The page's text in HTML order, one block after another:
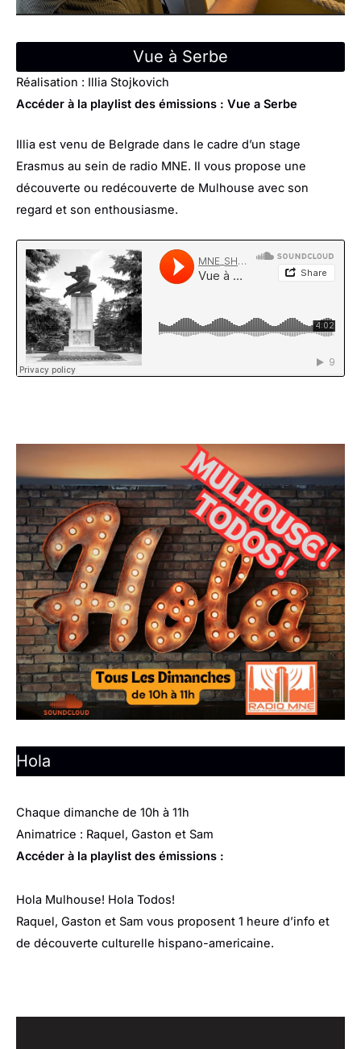
Vue à Serbe
Réalisation : Illia Stojkovich
Accéder à la playlist des émissions : Vue a Serbe
Illia est venu de Belgrade dans le cadre d’un stage
Erasmus au sein de radio MNE. Il vous propose une
découverte ou redécouverte de Mulhouse avec son
regard et son enthousiasme.
Hola
Chaque dimanche de 10h à 11h
Animatrice : Raquel, Gaston et Sam
Accéder à la playlist des émissions :
Hola Mulhouse! Hola Todos!
Raquel, Gaston et Sam vous proposent 1 heure d’info et
de découverte culturelle hispano-americaine.